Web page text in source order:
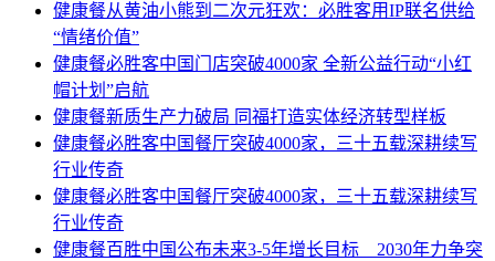
健康餐从黄油小熊到二次元狂欢：必胜客用IP联名供给
“情绪价值”
健康餐必胜客中国门店突破4000家 全新公益行动“小红
帽计划”启航
健康餐新质生产力破局 同福打造实体经济转型样板
健康餐必胜客中国餐厅突破4000家，三十五载深耕续写
行业传奇
健康餐必胜客中国餐厅突破4000家，三十五载深耕续写
行业传奇
健康餐百胜中国公布未来3-5年增长目标 2030年力争突